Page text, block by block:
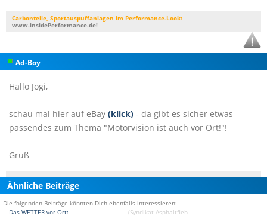
Carbonteile, Sportauspuffanlagen im Performance-Look:
www.insidePerformance.de!
Ad-Boy
Hallo Jogi,
schau mal hier auf eBay (klick) - da gibt es sicher etwas
passendes zum Thema "Motorvision ist auch vor Ort!"!
Gruß
Ähnliche Beiträge
Die folgenden Beiträge könnten Dich ebenfalls interessieren:
Das WETTER vor Ort:
(Syndikat-Asphaltfieber [DAS BMW Treffen und